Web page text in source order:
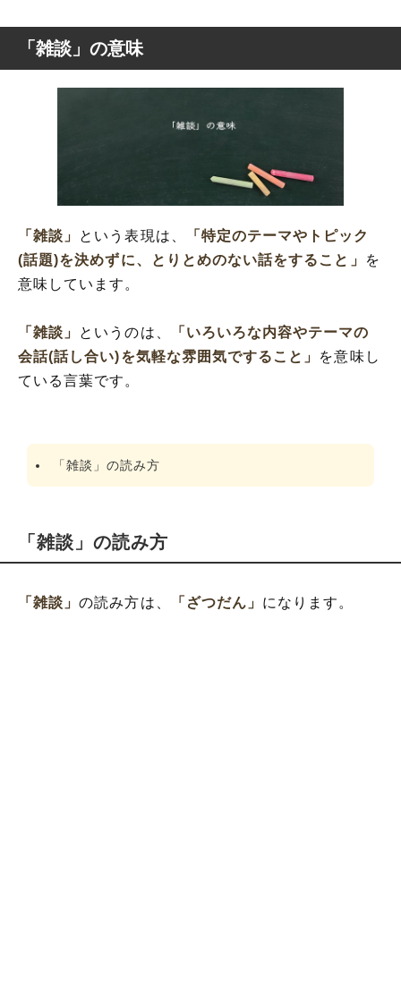
「雑談」の意味
「雑談」の意味
「雑談」 という表現は、
「特定のテーマやトピック
(話題)を決めずに、とりとめのない話をすること」
を
意味しています。
「雑談」 というのは、
「いろいろな内容やテーマの
会話(話し合い)を気軽な雰囲気ですること」 を意味し
ている言葉です。
「雑談」の読み方
「雑談」の読み方
「雑談」の読み方は、 「ざつだん」 になります。